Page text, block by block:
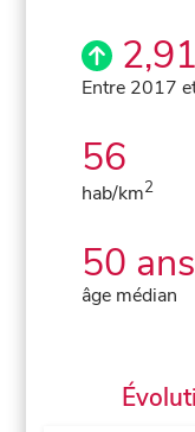
Entre 2017
56
hab/km2
50 ans
âge médian